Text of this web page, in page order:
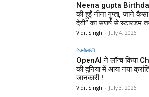
Neena gupta
की हुईं नीना गुप्ता, जाने
देवी” का संघर्ष से स्टारडम
Vidit Singh - July 4, 2026
टेक्नोलॉजी
OpenAI ने लॉन्च किया
की दुनिया में आया नया
जानकारी !
Vidit Singh - July 3, 2026